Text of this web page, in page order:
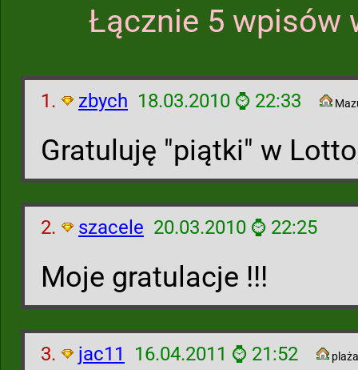
Łącznie 5 wpisów
1. zbych 18.03.2010 ⌚ 22:33
Gratuluję "piątki" w
2. szacele 20.03.2010 ⌚ 22:25
Moje gratulacje !!!
3. jac11 16.04.2011 ⌚ 21:52 plaża